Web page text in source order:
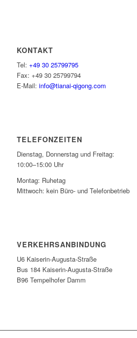
KONTAKT
Tel: +49 30 25799795
Fax: +49 30 25799794
E-Mail: info@tianai-qigong.com
TELEFONZEITEN
Dienstag, Donnerstag und Freitag:
10:00–15:00 Uhr
Montag: Ruhetag
Mittwoch: kein Büro- und Telefonbetrieb
VERKEHRSANBINDUNG
U6 Kaiserin-Augusta-Straße
Bus 184 Kaiserin-Augusta-Straße
B96 Tempelhofer Damm